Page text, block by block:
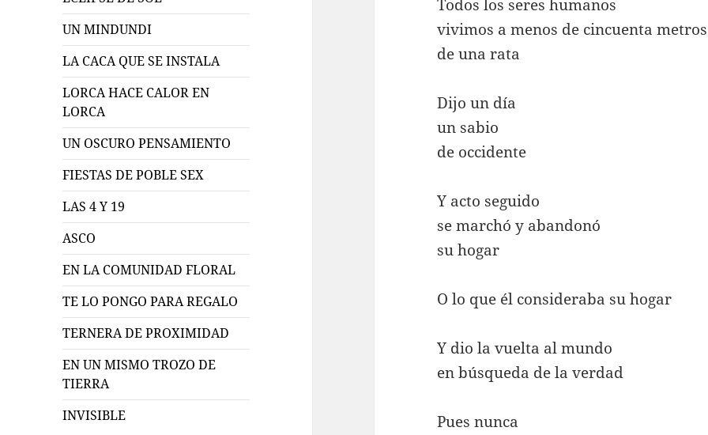
UN MINDUNDI
LA CACA QUE SE INSTALA
LORCA HACE CALOR EN
LORCA
UN OSCURO PENSAMIENTO
FIESTAS DE POBLE SEX
LAS 4 Y 19
ASCO
EN LA COMUNIDAD FLORAL
TE LO PONGO PARA REGALO
TERNERA DE PROXIMIDAD
EN UN MISMO TROZO DE
TIERRA
INVISIBLE
Todos los seres humanos
vivimos a menos de cincuenta metros
de una rata
Dijo un día
un sabio
de occidente
Y acto seguido
se marchó y abandonó
su hogar
O lo que él consideraba su hogar
Y dio la vuelta al mundo
en búsqueda de la verdad
Pues nunca